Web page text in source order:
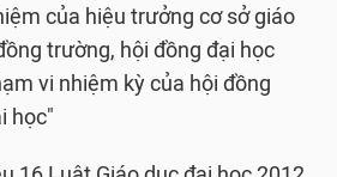
của hiệu trưởng cơ sở giáo
trường, hội đồng đại học
vi nhiệm kỳ của hội đồng
học"